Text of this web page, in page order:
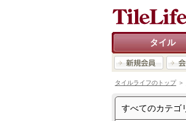
タイル
タイルライフのトップ＞